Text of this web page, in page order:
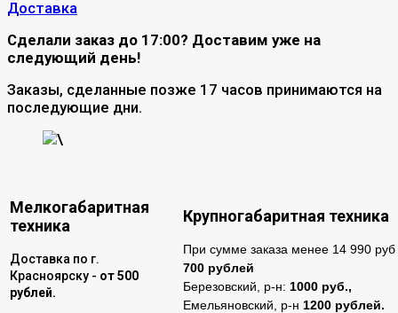
Доставка
Сделали заказ до 17:00? Доставим уже на
следующий день!
Заказы, сделанные позже 17 часов принимаются на
последующие дни.
\
Мелкогабаритная
техника
Крупногабаритная техника
Доставка по г.
Красноярску - от 500
рублей.
При сумме заказа менее 14 990 руб
700 рублей
Березовский, р-н: 1000 руб.,
Емельяновский, р-н 1200 рублей.